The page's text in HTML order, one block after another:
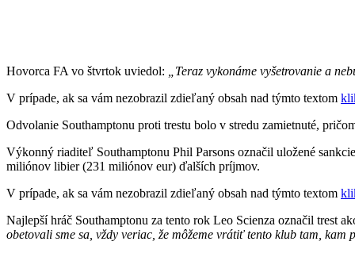
Hovorca FA vo štvrtok uviedol:
„Teraz vykonáme vyšetrovanie a
V prípade, ak sa vám nezobrazil zdieľaný obsah nad týmto textom
Odvolanie Southamptonu proti trestu bolo v stredu zamietnuté,
Výkonný riaditeľ Southamptonu Phil Parsons označil uložené
miliónov libier (231 miliónov eur) ďalších príjmov.
V prípade, ak sa vám nezobrazil zdieľaný obsah nad týmto textom
Najlepší hráč Southamptonu za tento rok Leo Scienza označil trest
obetovali sme sa, vždy veriac, že môžeme vrátiť tento klub tam,